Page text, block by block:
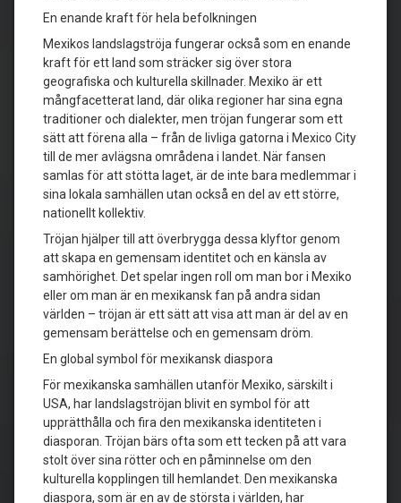
En enande kraft för hela befolkningen
Mexikos landslagströja fungerar också som en enande
kraft för ett land som sträcker sig över stora
geografiska och kulturella skillnader. Mexiko är ett
mångfacetterat land, där olika regioner har sina egna
traditioner och dialekter, men tröjan fungerar som ett
sätt att förena alla – från de livliga gatorna i Mexico City
till de mer avlägsna områdena i landet. När fansen
samlas för att stötta laget, är de inte bara medlemmar i
sina lokala samhällen utan också en del av ett större,
nationellt kollektiv.
Tröjan hjälper till att överbrygga dessa klyftor genom
att skapa en gemensam identitet och en känsla av
samhörighet. Det spelar ingen roll om man bor i Mexiko
eller om man är en mexikansk fan på andra sidan
världen – tröjan är ett sätt att visa att man är del av en
gemensam berättelse och en gemensam dröm.
En global symbol för mexikansk diaspora
För mexikanska samhällen utanför Mexiko, särskilt i
USA, har landslagströjan blivit en symbol för att
upprätthålla och fira den mexikanska identiteten i
diasporan. Tröjan bärs ofta som ett tecken på att vara
stolt över sina rötter och en påminnelse om den
kulturella kopplingen till hemlandet. Den mexikanska
diaspora, som är en av de största i världen, har